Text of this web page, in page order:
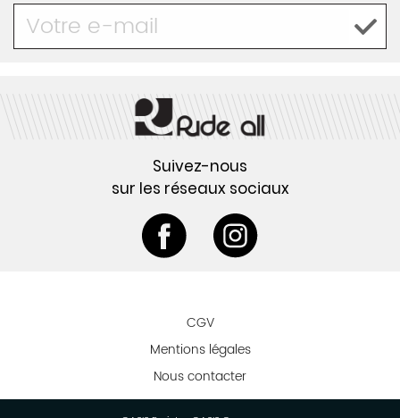
Suivez-nous
sur les réseaux sociaux
CGV
Mentions légales
Nous contacter